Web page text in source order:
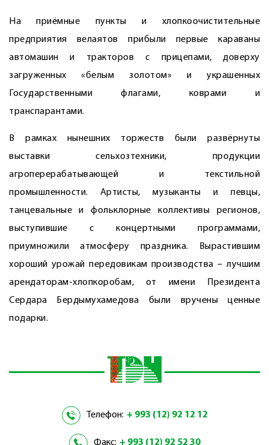
На приёмные пункты и хлопкоочистительные
предприятия велаятов прибыли первые караваны
автомашин и тракторов с прицепами, доверху
загруженных «белым золотом» и украшенных
Государственными флагами, коврами и
транспарантами.
В рамках нынешних торжеств были развёрнуты
выставки сельхозтехники, продукции
агроперерабатывающей и текстильной
промышленности. Артисты, музыканты и певцы,
танцевальные и фольклорные коллективы регионов,
выступившие с концертными программами,
приумножили атмосферу праздника. Вырастившим
хороший урожай передовикам производства – лучшим
арендаторам-хлопкоробам, от имени Президента
Сердара Бердымухамедова были вручены ценные
подарки.
Телефон: + 993 (12) 92 12 12
Факс: + 993 (12) 92 52 30